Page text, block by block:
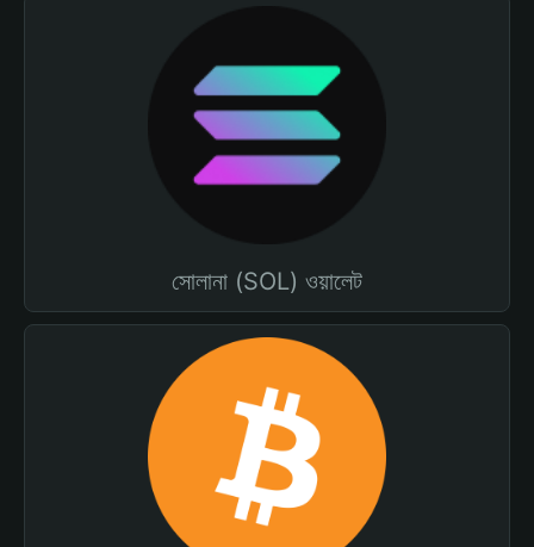
সোলানা (SOL) ওয়ালেট